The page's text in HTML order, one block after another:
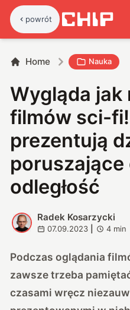
powrót
Home Nauka
Wygląda jak
filmów sci-
prezentują
poruszające
odległość
R
Radek Kosarzycki
07.09.2023 4 min
Podczas oglądania
zawsze trzeba
czasami wręcz